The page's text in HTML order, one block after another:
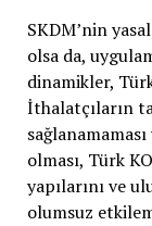
SKDM’nin
olsa da,
dinamikler,
İthalatçıların
olması, Türk
yapılarını ve
olumsuz